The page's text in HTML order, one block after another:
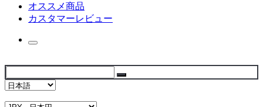
オススメ商品
カスタマーレビュー